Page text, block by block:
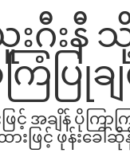
ဂီးနီ
ြံပြုချ
အချိန် ပိုကြာ
းဖြင့် ဖုန်းခေ